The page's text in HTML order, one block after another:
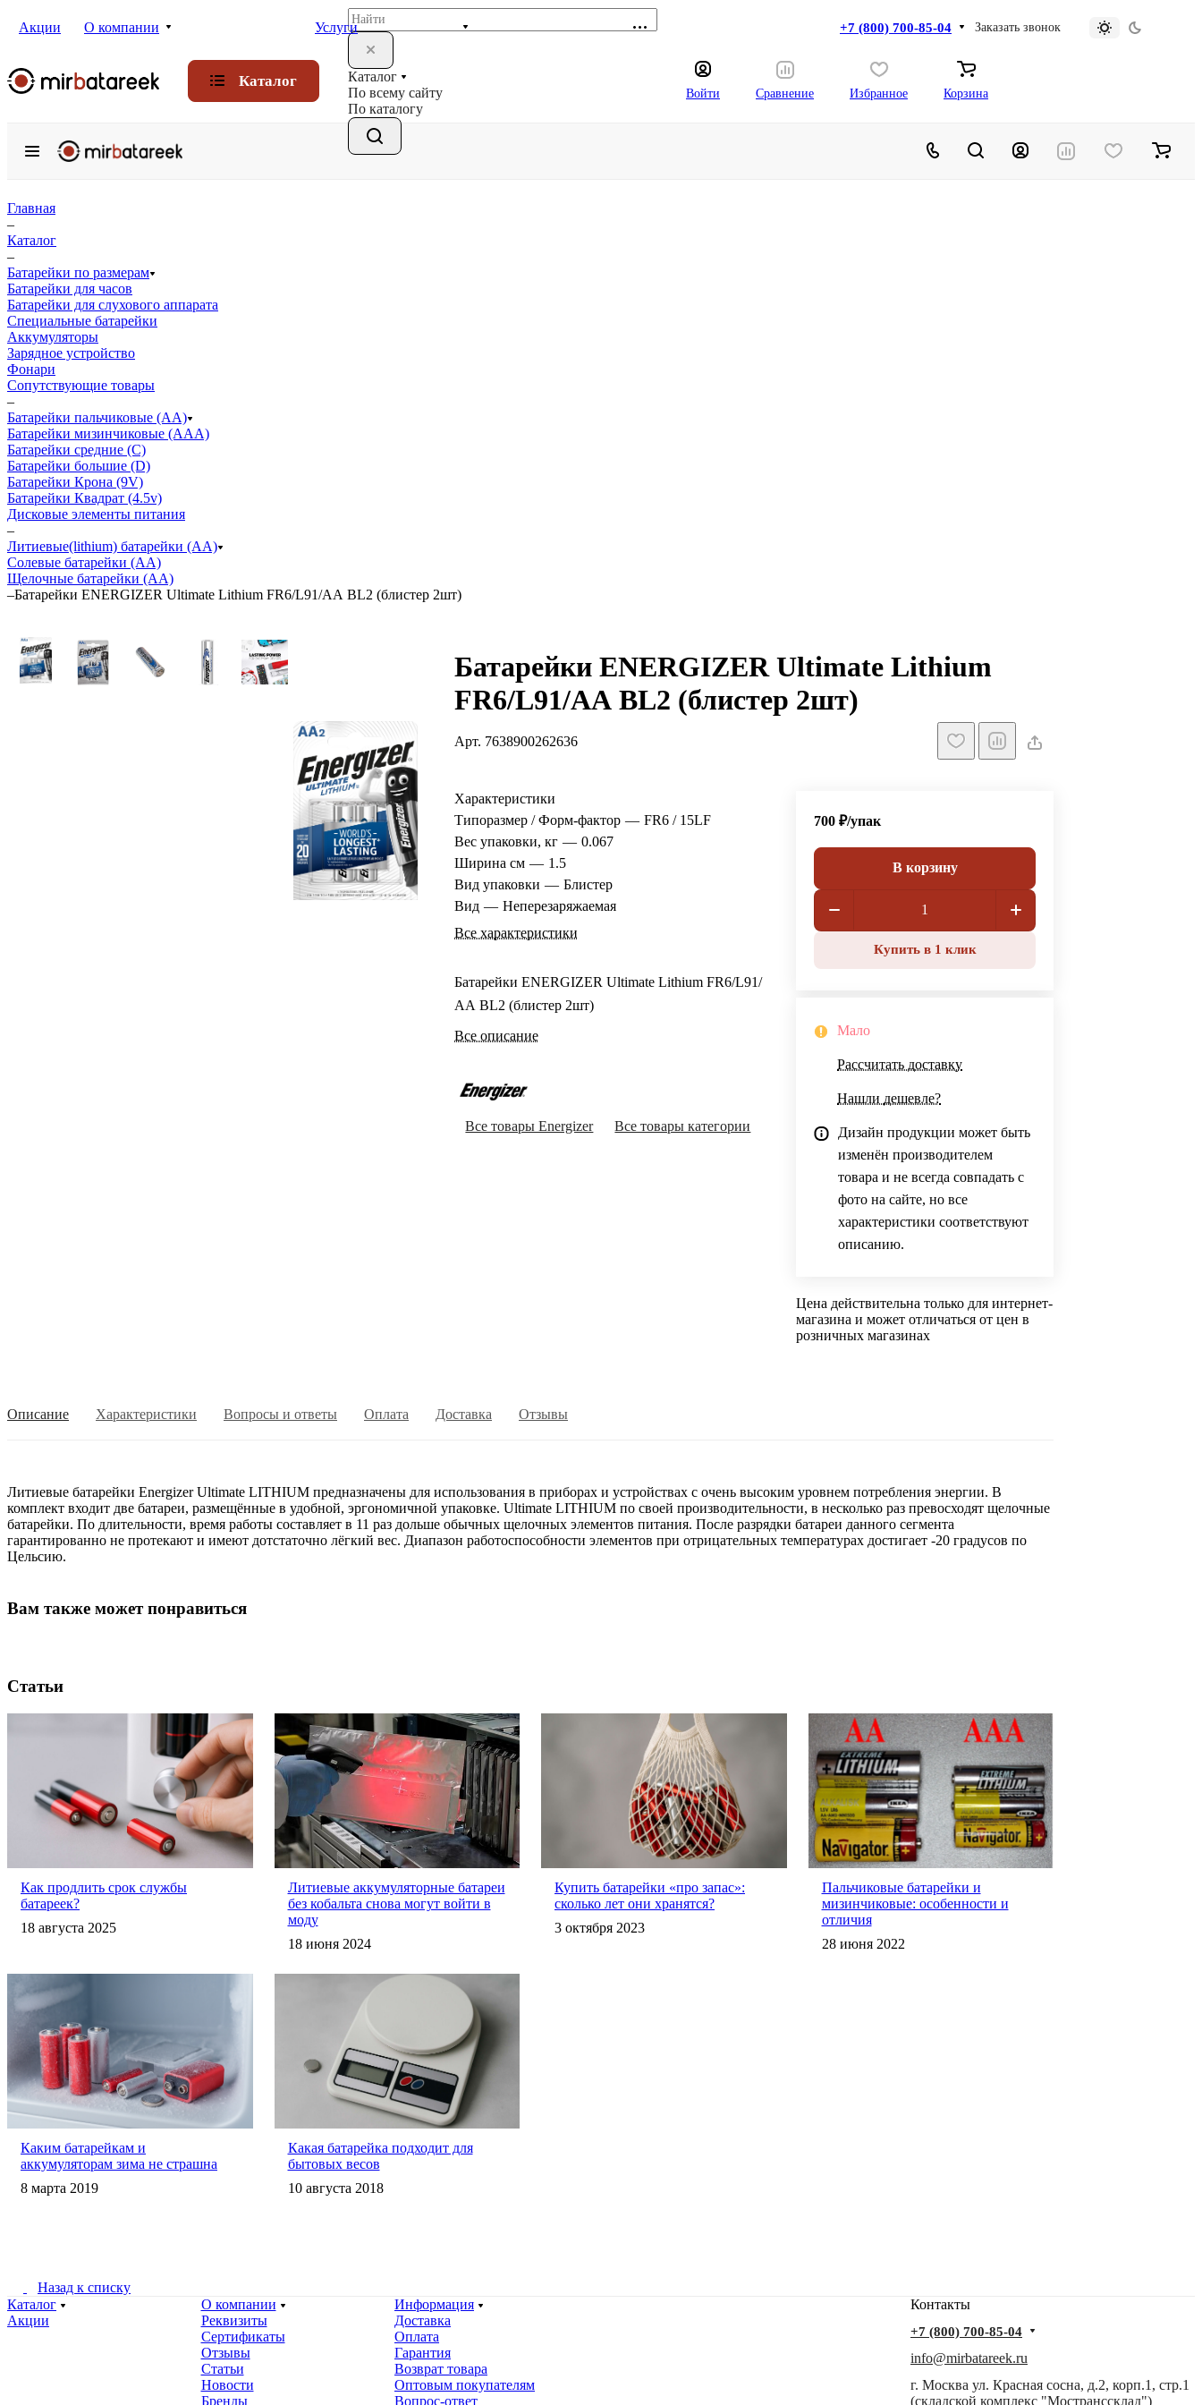
Акции О компании Услуги +7 (800) 700-85-04 Заказать звонок
Каталог
Каталог
По всему сайту
По каталогу
Войти Сравнение Избранное Корзина
Главная
–
Каталог
–
Батарейки по размерам
Батарейки для часов
Батарейки для слухового аппарата
Специальные батарейки
Аккумуляторы
Зарядное устройство
Фонари
Сопутствующие товары
–
Батарейки пальчиковые (АА)
Батарейки мизинчиковые (ААА)
Батарейки средние (С)
Батарейки большие (D)
Батарейки Крона (9V)
Батарейки Квадрат (4.5v)
Дисковые элементы питания
–
Литиевые(lithium) батарейки (АА)
Солевые батарейки (АА)
Щелочные батарейки (АА)
–Батарейки ENERGIZER Ultimate Lithium FR6/L91/АА BL2 (блистер 2шт)
Батарейки ENERGIZER Ultimate Lithium
FR6/L91/АА BL2 (блистер 2шт)
Арт. 7638900262636
Характеристики
Типоразмер / Форм-фактор — FR6 / 15LF
Вес упаковки, кг — 0.067
Ширина см — 1.5
Вид упаковки — Блистер
Вид — Неперезаряжаемая
Все характеристики
Батарейки ENERGIZER Ultimate Lithium FR6/L91/
АА BL2 (блистер 2шт)
Все описание
Все товары Energizer Все товары категории
700 ₽/упак
В корзину
Купить в 1 клик
Мало
Рассчитать доставку
Нашли дешевле?
Дизайн продукции может быть
изменён производителем
товара и не всегда совпадать с
фото на сайте, но все
характеристики соответствуют
описанию.
Цена действительна только для интернет-
магазина и может отличаться от цен в
розничных магазинах
Описание Характеристики Вопросы и ответы Оплата Доставка Отзывы
Литиевые батарейки Energizer Ultimate LITHIUM предназначены для использования в приборах и устройствах с очень высоким уровнем потребления энергии. В
комплект входит две батареи, размещённые в удобной, эргономичной упаковке. Ultimate LITHIUM по своей производительности, в несколько раз превосходят щелочные
батарейки. По длительности, время работы составляет в 11 раз дольше обычных щелочных элементов питания. После разрядки батареи данного сегмента
гарантированно не протекают и имеют дотстаточно лёгкий вес. Диапазон работоспособности элементов при отрицательных температурах достигает -20 градусов по
Цельсию.
Вам также может понравиться
Статьи
Как продлить срок службы
батареек?
18 августа 2025
Литиевые аккумуляторные батареи
без кобальта снова могут войти в
моду
18 июня 2024
Купить батарейки «про запас»:
сколько лет они хранятся?
3 октября 2023
Пальчиковые батарейки и
мизинчиковые: особенности и
отличия
28 июня 2022
Каким батарейкам и
аккумуляторам зима не страшна
8 марта 2019
Какая батарейка подходит для
бытовых весов
10 августа 2018
Назад к списку
Каталог
Акции
О компании
Реквизиты
Сертификаты
Отзывы
Статьи
Новости
Бренды
Информация
Доставка
Оплата
Гарантия
Возврат товара
Оптовым покупателям
Вопрос-ответ
Контакты
+7 (800) 700-85-04
info@mirbatareek.ru
г. Москва ул. Красная сосна, д.2, корп.1, стр.1
(складской комплекс "Мостранссклад")